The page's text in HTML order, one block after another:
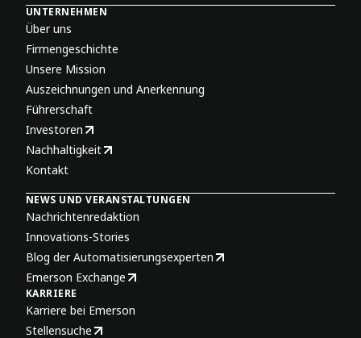
UNTERNEHMEN
Über uns
Firmengeschichte
Unsere Mission
Auszeichnungen und Anerkennung
Führerschaft
Investoren
Nachhaltigkeit
Kontakt
NEWS UND VERANSTALTUNGEN
Nachrichtenredaktion
Innovations-Stories
Blog der Automatisierungsexperten
Emerson Exchange
KARRIERE
Karriere bei Emerson
Stellensuche